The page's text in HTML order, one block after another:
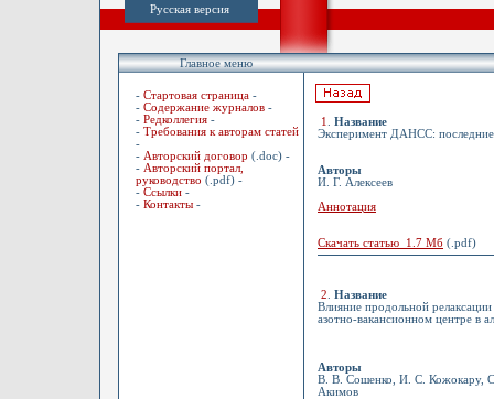
Русская версия
Главное меню
- Стартовая страница -
- Содержание журналов -
- Редколлегия -
- Требования к авторам статей
-
- Авторский договор (.doc) -
- Авторский портал,
руководство (.pdf) -
- Ссылки -
- Контакты -
1
Название
Эксперимент ДАНСС: последние
Авторы
И. Г. Алексеев
Аннотация
Скачать статью 1.7 Мб (.pdf)
2
Название
Влияние продольной
азотно-вакансионном центре в
Авторы
В. В. Сошенко, И. С. Кожокару,
Акимов